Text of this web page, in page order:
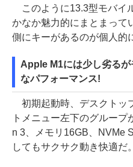
このように13.3型モバイ
かなか魅力的にまとまって
側にキーがあるのが個人的
Apple M1には少し劣る
なパフォーマンス!
初期起動時、デスクトッ
トメニュー左下のグルー
n 3、メモリ16GB、NVMe
してもサクサク動き快適だ。